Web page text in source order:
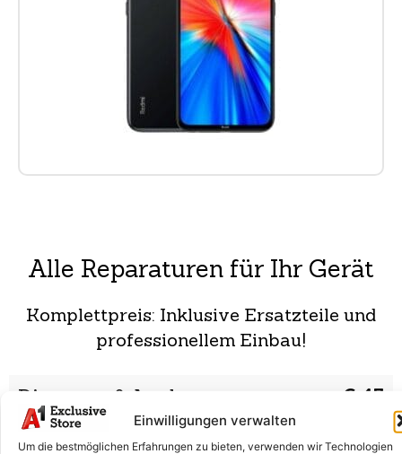
Einwilligungen verwalten
Um die bestmöglichen Erfahrungen zu bieten, verwenden wir Technologien
Alle Reparaturen für Ihr Gerät
Komplettpreis: Inklusive Ersatzteile und
professionellem Einbau!
Diagnose & Analyse € 45
Wir prüfen dein Smartphone auf Fehler und finden die
Ursache. Danach erhältst du eine Reparaturempfehlung.